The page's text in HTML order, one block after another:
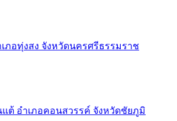
ภอทุ่งสง จังหวัดนครศรีธรรมราช
ต้ อำเภอคอนสวรรค์ จังหวัดชัยภูมิ